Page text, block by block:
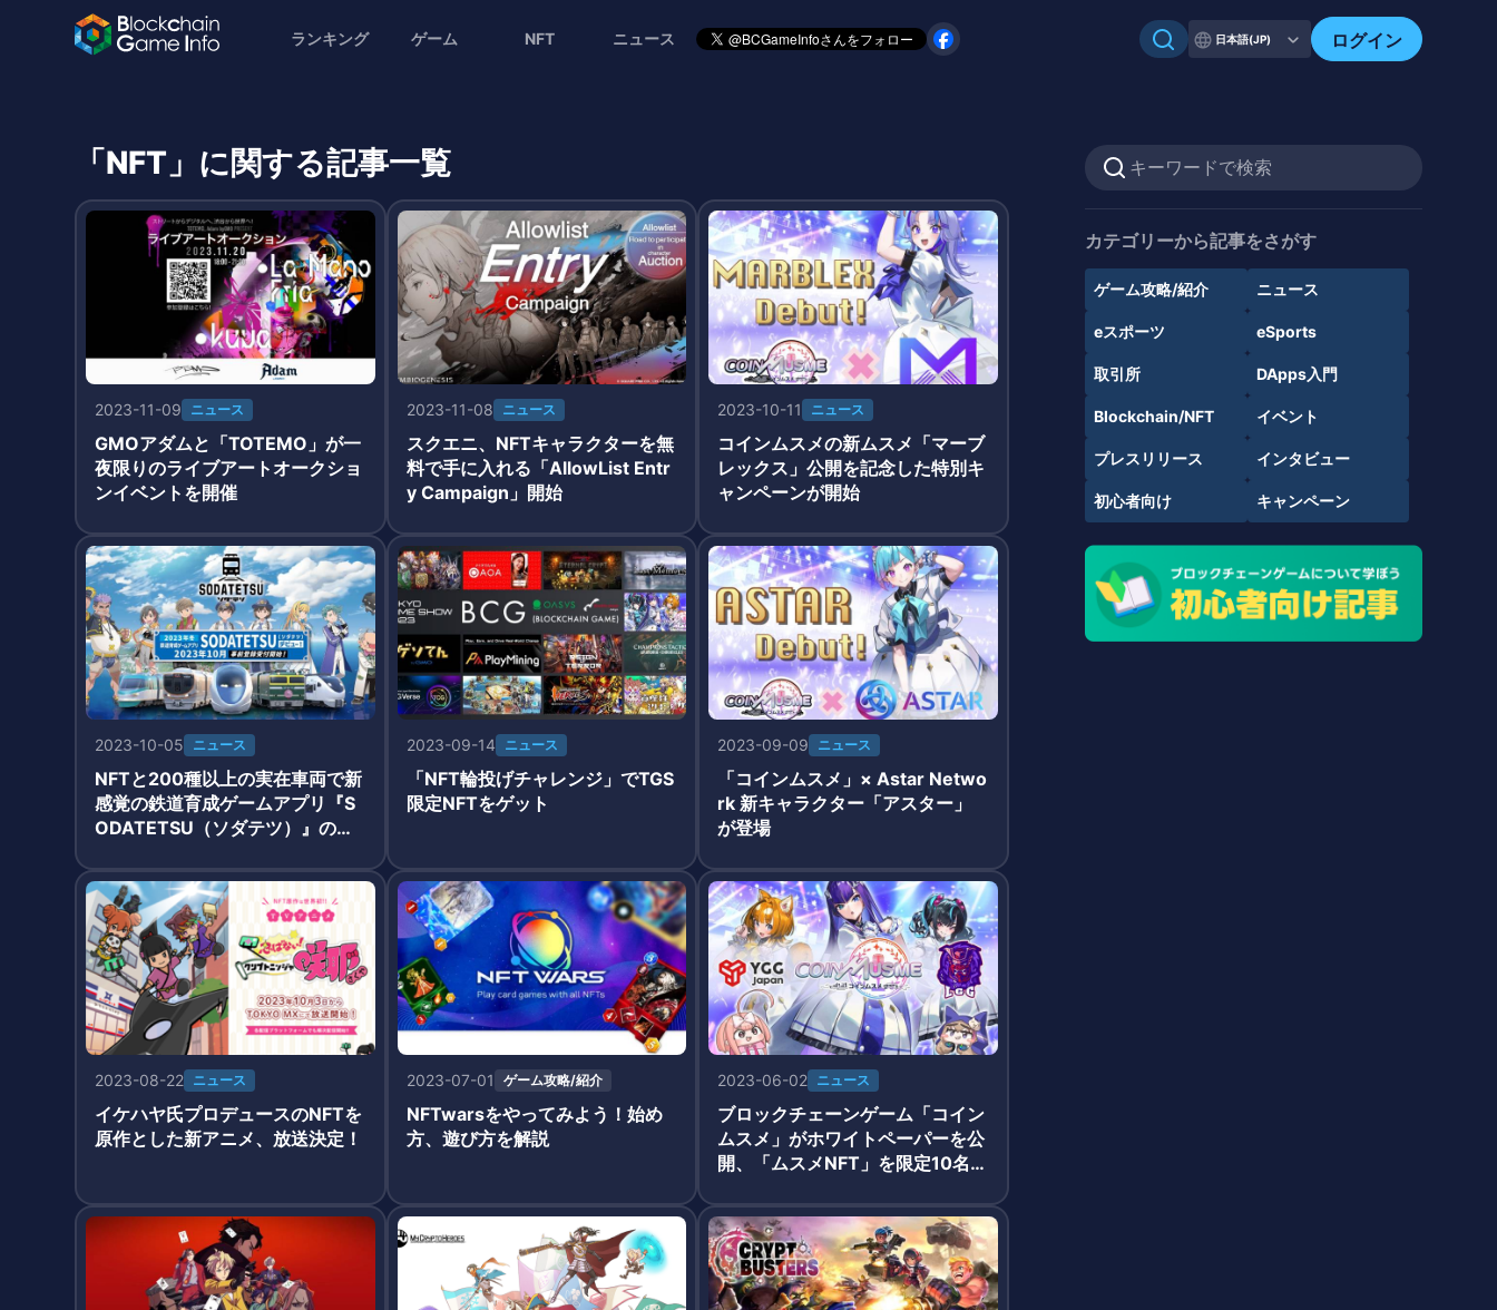
ランキング ゲーム NFT ニュース 日本語(JP) ログイン
「NFT」に関する記事一覧
2023-11-09 ニュース
GMOアダムと「TOTEMO」が一
夜限りのライブアートオークショ
ンイベントを開催
2023-11-08 ニュース
スクエニ、NFTキャラクターを無
料で手に入れる「AllowList Entr
y Campaign」開始
2023-10-11 ニュース
コインムスメの新ムスメ「マーブ
レックス」公開を記念した特別キ
ャンペーンが開始
2023-10-05 ニュース
NFTと200種以上の実在車両で新
感覚の鉄道育成ゲームアプリ『S
ODATETSU（ソダテツ）』の事
2023-09-14 ニュース
「NFT輪投げチャレンジ」でTGS
限定NFTをゲット
2023-09-09 ニュース
「コインムスメ」× Astar Netwo
rk 新キャラクター「アスター」
が登場
2023-08-22 ニュース
イケハヤ氏プロデュースのNFTを
原作とした新アニメ、放送決定！
2023-07-01 ゲーム攻略/紹介
NFTwarsをやってみよう！始め
方、遊び方を解説
2023-06-02 ニュース
ブロックチェーンゲーム「コイン
ムスメ」がホワイトペーパーを公
開、「ムスメNFT」を限定10名に
カテゴリーから記事をさがす
ゲーム攻略/紹介 ニュース
eスポーツ eSports
取引所 DApps入門
Blockchain/NFT イベント
プレスリリース インタビュー
初心者向け キャンペーン